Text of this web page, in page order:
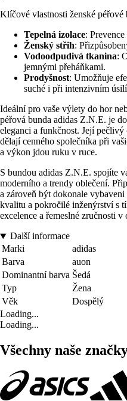
Klíčové vlastnosti ženské
Tepelná izolace:
Ženský střih:
Vodoodpudivá tkanina:
jemnými přeháňkami.
Prodyšnost: Umožňuje
suché i při intenzivním
Ideální pro vaše výlety do hor
péřová bunda adidas Z.N.E. je
eleganci a funkčnost. Její
dělají cenného společníka při
a výkon jdou ruku v ruce.
S bundou adidas Z.N.E. spojíte
moderního a trendy oblečení.
a zároveň být dokonale
kvalitu a pokročilé inženýrství s
excelence a řemeslné zručnosti v
Další informace
Marki
adidas
Barva
auon
Dominantní barva Šedá
Typ
Žena
Věk
Dospělý
Loading...
Loading...
Všechny naše